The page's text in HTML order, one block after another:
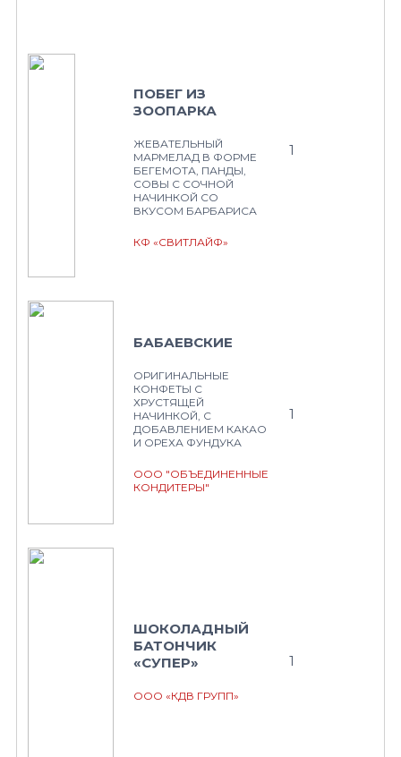
ПОБЕГ ИЗ
ЗООПАРКА
ЖЕВАТЕЛЬНЫЙ
МАРМЕЛАД В ФОРМЕ
БЕГЕМОТА, ПАНДЫ,
СОВЫ С СОЧНОЙ
НАЧИНКОЙ СО
ВКУСОМ БАРБАРИСА
КФ «СВИТЛАЙФ»
1
БАБАЕВСКИЕ
ОРИГИНАЛЬНЫЕ
КОНФЕТЫ С
ХРУСТЯЩЕЙ
НАЧИНКОЙ, С
ДОБАВЛЕНИЕМ КАКАО
И ОРЕХА ФУНДУКА
ООО "ОБЪЕДИНЕННЫЕ
КОНДИТЕРЫ"
1
ШОКОЛАДНЫЙ
БАТОНЧИК
«СУПЕР»
ООО «КДВ ГРУПП»
1